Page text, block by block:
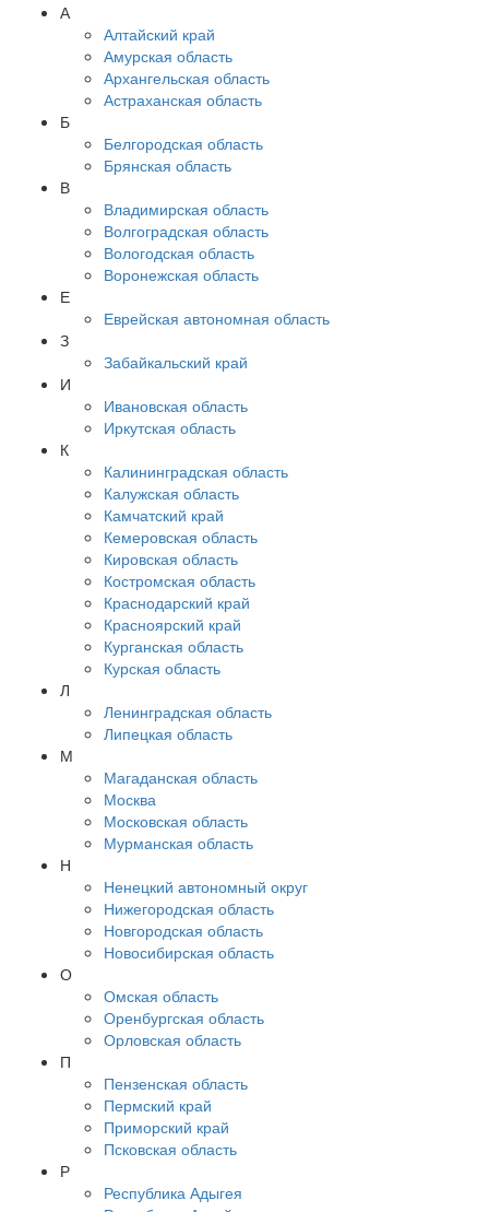
А
Алтайский край
Амурская область
Архангельская область
Астраханская область
Б
Белгородская область
Брянская область
В
Владимирская область
Волгоградская область
Вологодская область
Воронежская область
Е
Еврейская автономная область
З
Забайкальский край
И
Ивановская область
Иркутская область
К
Калининградская область
Калужская область
Камчатский край
Кемеровская область
Кировская область
Костромская область
Краснодарский край
Красноярский край
Курганская область
Курская область
Л
Ленинградская область
Липецкая область
М
Магаданская область
Москва
Московская область
Мурманская область
Н
Ненецкий автономный округ
Нижегородская область
Новгородская область
Новосибирская область
О
Омская область
Оренбургская область
Орловская область
П
Пензенская область
Пермский край
Приморский край
Псковская область
Р
Республика Адыгея